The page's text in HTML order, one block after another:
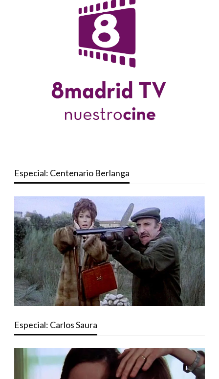
Especial: Centenario Berlanga
Especial: Carlos Saura